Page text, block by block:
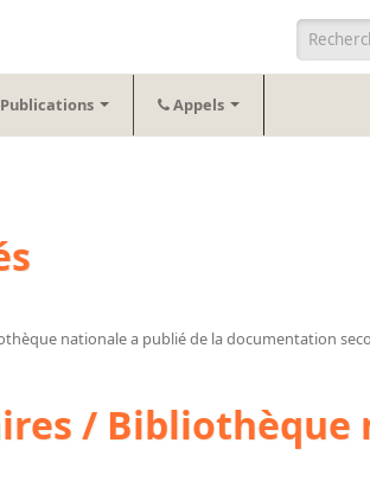
Publications Appels
nationale a publié de la documentation
/ Bibliothèque